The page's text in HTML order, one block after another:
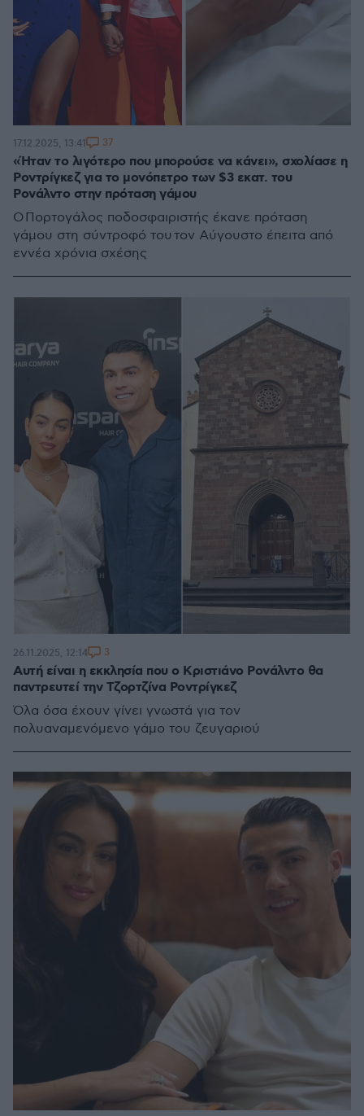
«Ήταν το λιγότερο που μπορούσε να κάνει», σχολίασε η
Ροντρίγκεζ για το μονόπετρο των $3 εκατ. του
Ρονάλντο στην πρόταση γάμου
Ο Πορτογάλος ποδοσφαιριστής έκανε πρόταση
γάμου στη σύντροφό του τον Αύγουστο έπειτα από
εννέα χρόνια σχέσης
17.12.2025, 13:41 37
Aυτή είναι η εκκλησία που ο Κριστιάνο Ρονάλντο θα
παντρευτεί την Τζορτζίνα Ροντρίγκεζ
Όλα όσα έχουν γίνει γνωστά για τον
πολυαναμενόμενο γάμο του ζευγαριού
26.11.2025, 12:14 3